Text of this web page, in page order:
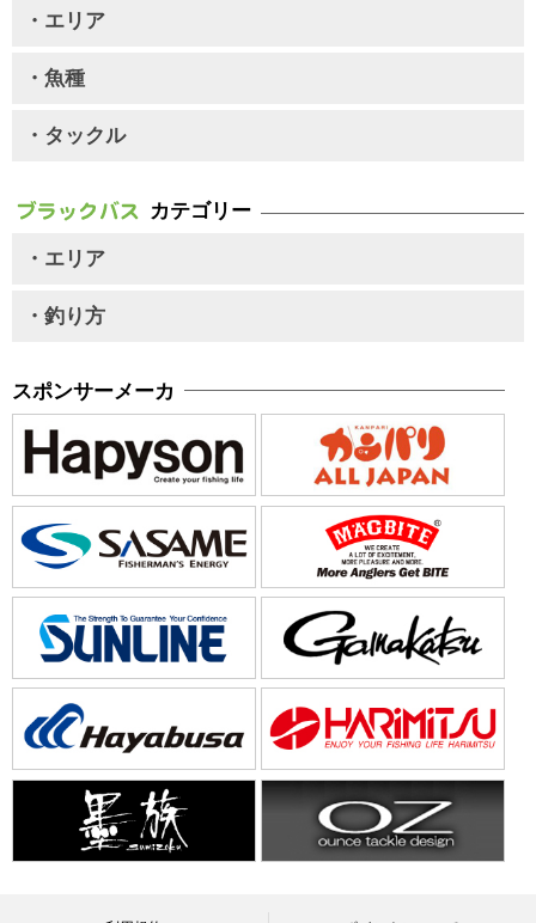
・エリア
・魚種
・タックル
カテゴリー
・エリア
・釣り方
スポンサーメーカ